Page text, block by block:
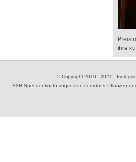
ihre
© Copyright 2010 - 2021 -
BSH-Spendenkonto zugunsten bedrohter Pflanzen